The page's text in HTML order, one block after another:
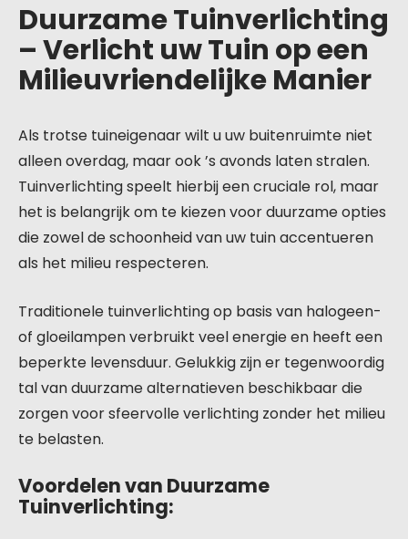
Duurzame Tuinverlichting
– Verlicht uw Tuin op een
Milieuvriendelijke Manier
Als trotse tuineigenaar wilt u uw buitenruimte niet
alleen overdag, maar ook ’s avonds laten stralen.
Tuinverlichting speelt hierbij een cruciale rol, maar
het is belangrijk om te kiezen voor duurzame opties
die zowel de schoonheid van uw tuin accentueren
als het milieu respecteren.
Traditionele tuinverlichting op basis van halogeen-
of gloeilampen verbruikt veel energie en heeft een
beperkte levensduur. Gelukkig zijn er tegenwoordig
tal van duurzame alternatieven beschikbaar die
zorgen voor sfeervolle verlichting zonder het milieu
te belasten.
Voordelen van Duurzame
Tuinverlichting: